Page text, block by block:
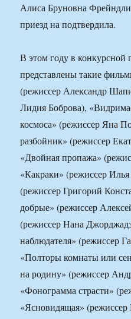
Алиса Бруновна
приезд на подтвердила.
В этом году в конкурсной
представлены такие
(режиссер Александр
Лидия Боброва),
космоса» (режиссер Яна
разбойник» (режиссер
«Двойная пропажа»
«Какраки» (режиссер
(режиссер Григорий
добрые» (режиссер
(режиссер Нана
наблюдателя» (режиссер
«Полторы комнаты или
на родину» (режиссер
«Фонограмма страсти»
«Ясновидящая»